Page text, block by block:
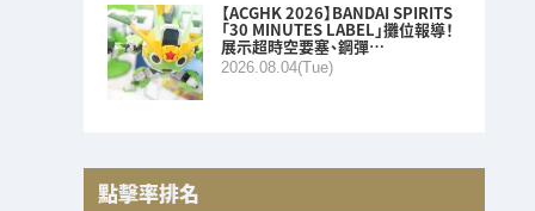
【ACGHK 2026】BANDAI SPIRITS
「30 MINUTES LABEL」攤位報導！
展示超時空要塞、鋼彈…
2026.08.04(Tue)
點擊率排名